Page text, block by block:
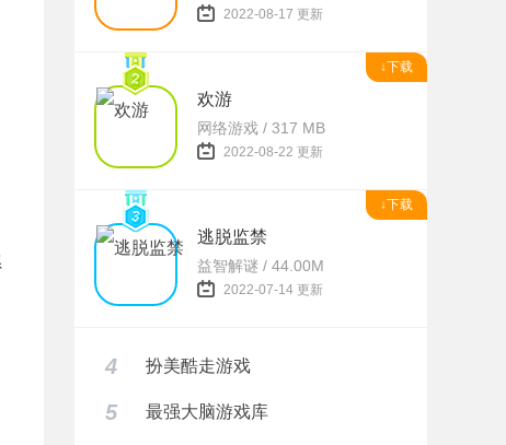
2022-08-17 更新
↓下载
欢游
网络游戏 / 317 MB
2022-08-22 更新
↓下载
逃脱监禁
益智解谜 / 44.00M
2022-07-14 更新
4 扮美酷走游戏
5 最强大脑游戏库